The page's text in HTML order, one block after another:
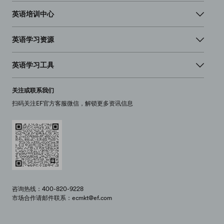
英语培训中心
英语学习资源
英语学习工具
关注或联系我们
扫码关注EF官方客服微信，解锁更多资讯信息
咨询热线：400-820-9228
市场合作请邮件联系：ecmkt@ef.com